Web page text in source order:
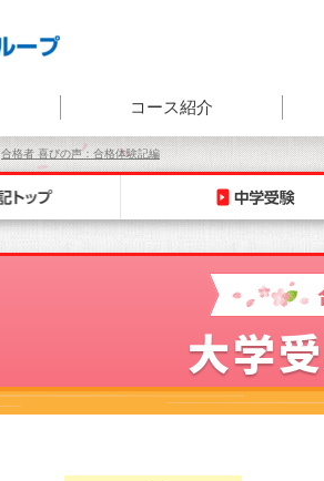
コース紹介
合格者 喜びの声：合格体験記編
大学